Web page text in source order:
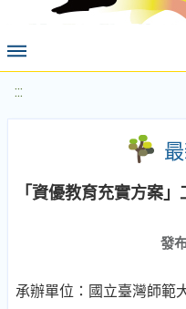
:::
「資優教育充實方案」
發
承辦單位：國立臺灣師範